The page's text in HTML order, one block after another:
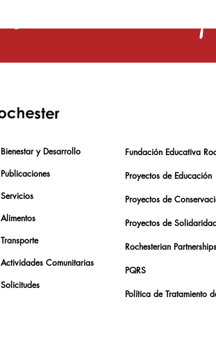
La educación es una
Bienestar y Desarrollo
Publicaciones
Servicios
Alimentos
Transporte
Actividades Comunitarias
Solicitudes
Fundación Educativa
Proyectos de Educación
Proyectos de
Proyectos de
Rochesterian Partnerships
PQRS
Política de Tratamiento